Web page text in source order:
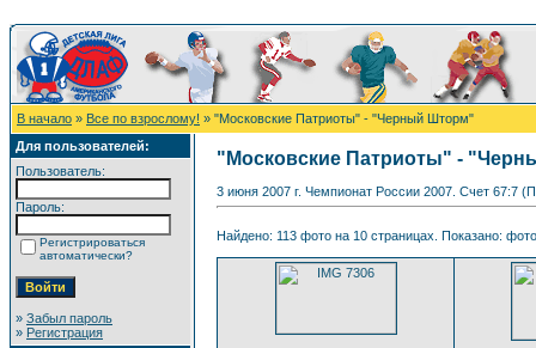
В начало » Все по взрослому! » "Московские Патриоты" - "Черный Шторм"
Для пользователей:
Пользователь:
Пароль:
Регистрироваться
автоматически?
» Забыл пароль
» Регистрация
"Московские Патриоты" -
3 июня 2007 г. Чемпионат России 2007. Счет 67:7
Найдено: 113 фото на 10 страницах. Показано: